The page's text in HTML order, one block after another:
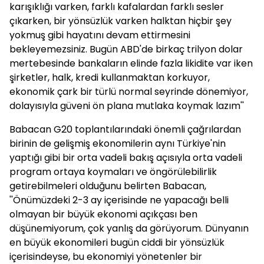
karışıklığı varken, farklı kafalardan farklı sesler
çıkarken, bir yönsüzlük varken halktan hiçbir şey
yokmuş gibi hayatını devam ettirmesini
bekleyemezsiniz. Bugün ABD'de birkaç trilyon dolar
mertebesinde bankaların elinde fazla likidite var iken
şirketler, halk, kredi kullanmaktan korkuyor,
ekonomik çark bir türlü normal seyrinde dönemiyor,
dolayısıyla güveni ön plana mutlaka koymak lazım''
Babacan G20 toplantılarındaki önemli çağrılardan
birinin de gelişmiş ekonomilerin aynı Türkiye'nin
yaptığı gibi bir orta vadeli bakış açısıyla orta vadeli
program ortaya koymaları ve öngörülebilirlik
getirebilmeleri olduğunu belirten Babacan,
''Önümüzdeki 2-3 ay içerisinde ne yapacağı belli
olmayan bir büyük ekonomi açıkçası ben
düşünemiyorum, çok yanlış da görüyorum. Dünyanın
en büyük ekonomileri bugün ciddi bir yönsüzlük
içerisindeyse, bu ekonomiyi yönetenler bir